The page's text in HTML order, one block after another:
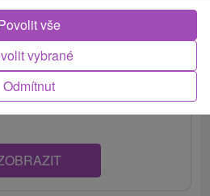
v liptovskej obci Ivachnová, v
a Chočských vrchov.
Odmítnut
vybrané
vše